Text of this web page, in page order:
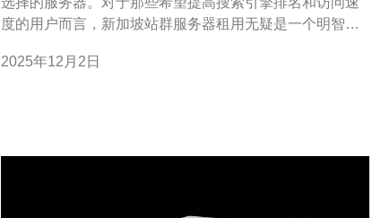
度的用户而言，新加坡站群服务器租用无疑是一个明智之
随着互联网的迅猛发展，网站的速度、稳定性以及在搜索
2025年12月2日